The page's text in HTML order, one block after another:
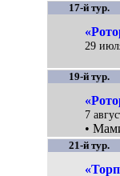
17-й тур.
29
19-й тур.
7
•
21-й тур.